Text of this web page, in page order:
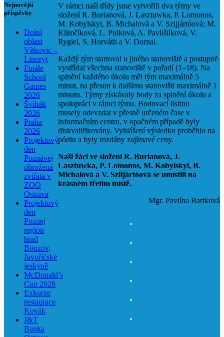
Nejnovější
příspěvky
Dolní
oblast
Vítkovic –
Linoryt
Finále
School
Games
2026
Švihák
2026
Praha
2026
Projektový
den
Poznávej
ohrožená
zvířata v
ZOO
Ostrava
Projektový
den
Poznej
region
hrad
Bouzov,
Javoříčské
jeskyně
McDonald’s
Cup 2026
Exkurze
restaurace
Kovák
J&T
Banka
V rámci naší třídy jsme vytvořili dva týmy ve
složení R. Burianová, J. Lasztuwka, P. Lomonos,
M. Kobylskyi, B. Michalová a V. Szijjártóová; M.
Klimčíková, L. Pulková, A. Pavlištíková, V.
Rygiel, S. Horváth a V. Dornai.
Každý tým startoval u jiného stanoviště a postupně
vystřídal všechna stanoviště v pořadí (1–18). Na
splnění každého úkolu měl tým maximálně 5
minut, na přesun k dalšímu stanovišti maximálně 1
minutu. Týmy získávaly body za splnění úkolu a
spolupráci v rámci týmu. Bodovací listinu
musely odevzdat v přesně určeném čase v
informačním centru, v opačném případě byly
diskvalifikovány. Vyhlášení výsledku proběhlo na
pódiu a byly rozdány zajímavé ceny.
Naši žáci ve složeníR. Burianová, J.
Lasztuwka, P. Lomonos, M. Kobylskyi, B.
Michalová a V. Sziijártóová se umístili na
krásném třetím místě.
Mgr. Pavlína Bartková